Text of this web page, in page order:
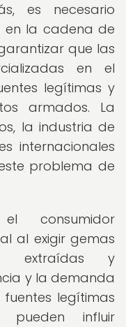
es necesario
en la cadena de
que las
en el
legítimas y
armados. La
la industria de
internacionales
problema de
consumidor
al exigir gemas
extraídas y
y la demanda
legítimas
influir